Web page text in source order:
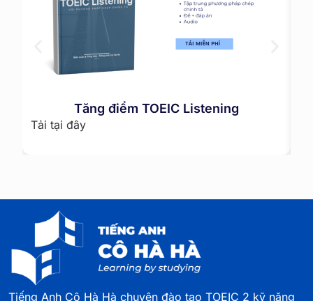
Tăng điểm TOEIC Listening
Tải tại đây
Tiếng Anh Cô Hà Hà chuyên đào tạo TOEIC 2 kỹ năng